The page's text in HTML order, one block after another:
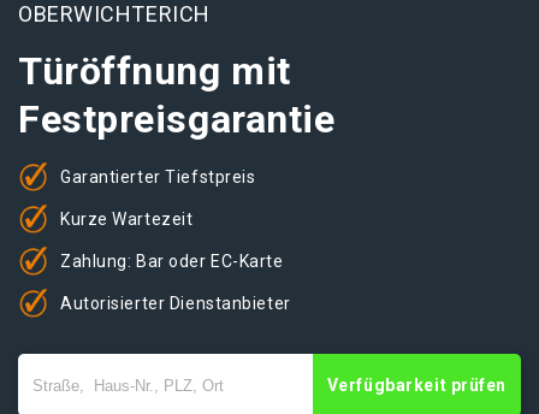
OBERWICHTERICH
Türöffnung mit
Festpreisgarantie
Garantierter Tiefstpreis
Kurze Wartezeit
Zahlung: Bar oder EC-Karte
Autorisierter Dienstanbieter
Verfügbarkeit prüfen